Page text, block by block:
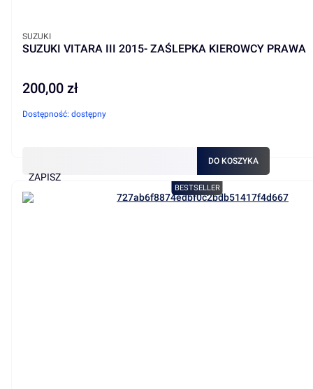
SUZUKI VITARA III 2015- ZAŚLEPKA KIEROWCY PRAWA
PRODUCENT
SUZUKI
Cena
200,00 zł
Dostępność: dostępny
ZAPISZ
DO KOSZYKA
BESTSELLER